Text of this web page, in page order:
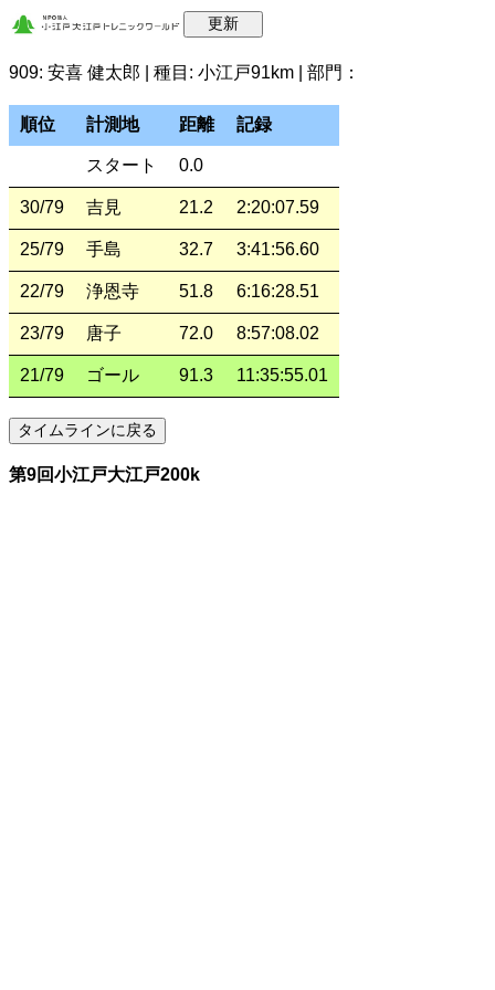
909: 安喜 健太郎 | 種目: 小江戸91km | 部門：
順位 計測地 距離 記録
スタート 0.0
30/79 吉見 21.2 2:20:07.59
25/79 手島 32.7 3:41:56.60
22/79 浄恩寺 51.8 6:16:28.51
23/79 唐子 72.0 8:57:08.02
21/79 ゴール 91.3 11:35:55.01
第9回小江戸大江戸200k